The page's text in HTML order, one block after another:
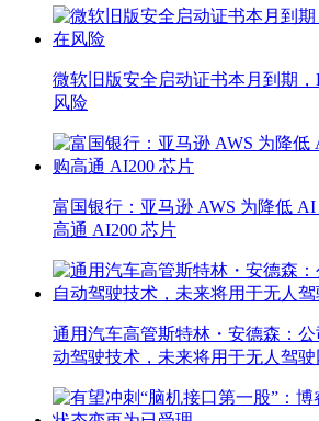
微软旧版安全启动证书本月到期
风险
富国银行：亚马逊 AWS 为降低
高通 AI200 芯片
通用汽车高管斯特林・安德森：
动驾驶技术，未来将用于无人驾